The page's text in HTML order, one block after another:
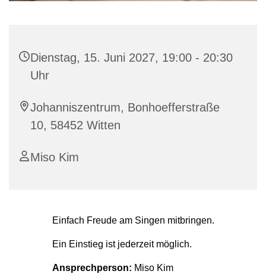
Dienstag, 15. Juni 2027, 19:00 - 20:30
Uhr
Johanniszentrum, Bonhoefferstraße
10, 58452 Witten
Miso Kim
Einfach Freude am Singen mitbringen.
Ein Einstieg ist jederzeit möglich.
Ansprechperson: Miso Kim